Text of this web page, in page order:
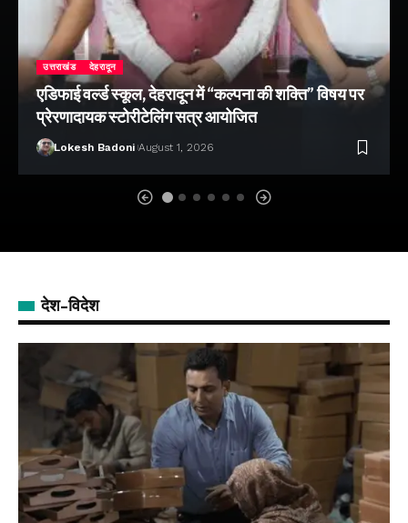
उत्तराखंड देहरादून
एडिफाई वर्ल्ड स्कूल, देहरादून में “कल्पना की शक्ति” विषय पर
प्रेरणादायक स्टोरीटेलिंग सत्र आयोजित
Lokesh Badoni August 1, 2026
देश-विदेश